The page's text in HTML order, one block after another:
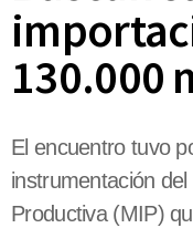
130.000
El encuentro tuvo
instrumentación
Productiva (MIP)